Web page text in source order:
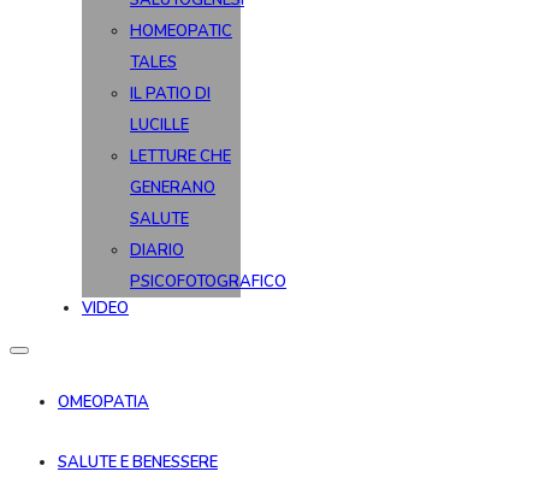
HOMEOPATIC
TALES
IL PATIO DI
LUCILLE
LETTURE CHE
GENERANO
SALUTE
DIARIO
PSICOFOTOGRAFICO
VIDEO
OMEOPATIA
SALUTE E BENESSERE